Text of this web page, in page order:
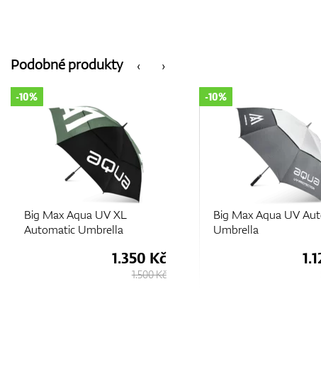
‹
Podobné produkty ›
Big Max Aqua UV XL
Automatic Umbrella
-10%
1.350 Kč
1.500 Kč
Big Max Aqua UV
Umbrella
-10%